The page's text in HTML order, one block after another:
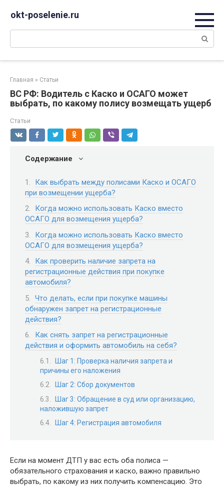
okt-poselenie.ru
Поиск:
Главная » Статьи
ВС РФ: Водитель с Каско и ОСАГО может
выбрать, по какому полису возмещать ущерб
Статьи
Содержание
Как выбрать между полисами Каско и ОСАГО
при возмещении ущерба?
Когда можно использовать Каско вместо
ОСАГО для возмещения ущерба?
Когда можно использовать Каско вместо
ОСАГО для возмещения ущерба?
Как проверить наличие запрета на
регистрационные действия при покупке
автомобиля?
Что делать, если при покупке машины
обнаружен запрет на регистрационные
действия?
Как снять запрет на регистрационные
действия и оформить автомобиль на себя?
Шаг 1: Проверка наличия запрета и
причины его наложения
Шаг 2: Сбор документов
Шаг 3: Обращение в суд или организацию,
наложившую запрет
Шаг 4: Регистрация автомобиля
Если на момент ДТП у вас есть оба полиса —
обязательного страхования и каско, важно правильно
выбрать, по какому из них получить компенсацию. Это